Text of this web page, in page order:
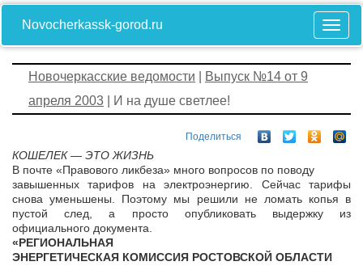
Novocherkassk-gorod.ru
Новочеркасские ведомости
Выпуск №14 от 9
апреля 2003 | И на душе светлее!
Поделиться
КОШЕЛЕК — ЭТО ЖИЗНЬ
В почте «Правового ликбеза» много вопросов по поводу
завышенных тарифов на электроэнергию. Сейчас тарифы
снова уменьшены. Поэтому мы решили не ломать копья в
пустой след, а просто опубликовать выдержку из
официального документа.
«РЕГИОНАЛЬНАЯ
ЭНЕРГЕТИЧЕСКАЯ КОМИССИЯ РОСТОВСКОЙ ОБЛАСТИ